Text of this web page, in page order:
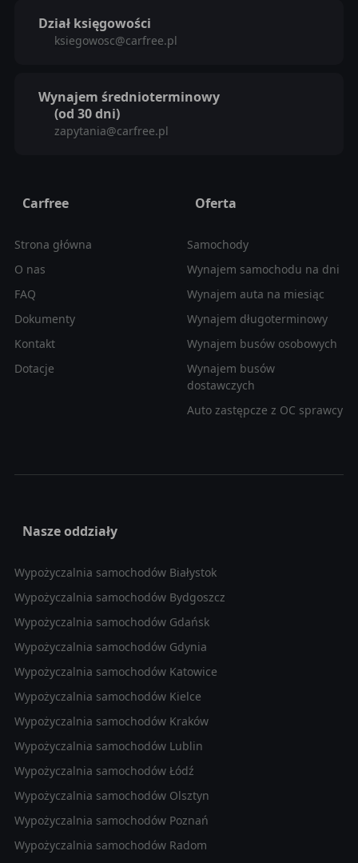
Dział księgowości
ksiegowosc@carfree.pl
Wynajem średnioterminowy
(od 30 dni)
zapytania@carfree.pl
Carfree
Strona główna
O nas
FAQ
Dokumenty
Kontakt
Dotacje
Oferta
Samochody
Wynajem samochodu na dni
Wynajem auta na miesiąc
Wynajem długoterminowy
Wynajem busów osobowych
Wynajem busów
dostawczych
Auto zastępcze z OC sprawcy
Nasze oddziały
Wypożyczalnia samochodów Białystok
Wypożyczalnia samochodów Bydgoszcz
Wypożyczalnia samochodów Gdańsk
Wypożyczalnia samochodów Gdynia
Wypożyczalnia samochodów Katowice
Wypożyczalnia samochodów Kielce
Wypożyczalnia samochodów Kraków
Wypożyczalnia samochodów Lublin
Wypożyczalnia samochodów Łódź
Wypożyczalnia samochodów Olsztyn
Wypożyczalnia samochodów Poznań
Wypożyczalnia samochodów Radom